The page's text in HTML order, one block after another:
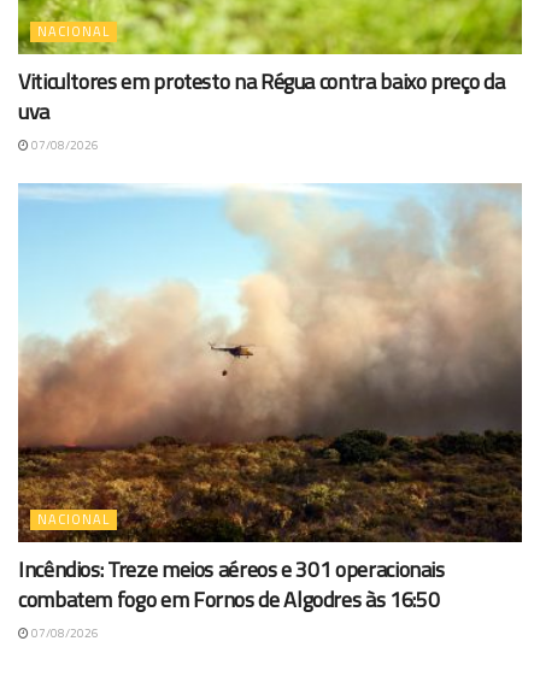
NACIONAL
Viticultores em protesto na Régua contra baixo preço da
uva
07/08/2026
NACIONAL
Incêndios: Treze meios aéreos e 301 operacionais
combatem fogo em Fornos de Algodres às 16:50
07/08/2026